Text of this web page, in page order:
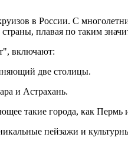
в России. С
плавая по таким
включают:
две столицы.
и Астрахань.
такие города, как
пейзажи и